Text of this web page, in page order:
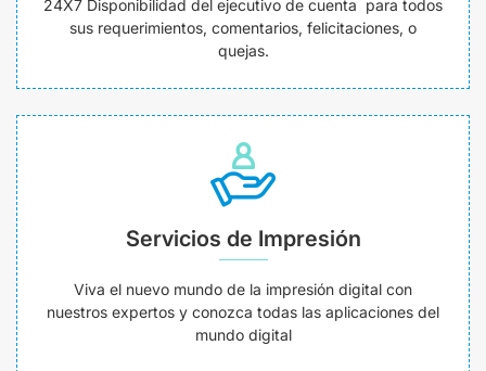
24X7 Disponibilidad del ejecutivo de cuenta para todos
sus requerimientos, comentarios, felicitaciones, o
quejas.
Servicios de Impresión
Viva el nuevo mundo de la impresión digital con
nuestros expertos y conozca todas las aplicaciones del
mundo digital